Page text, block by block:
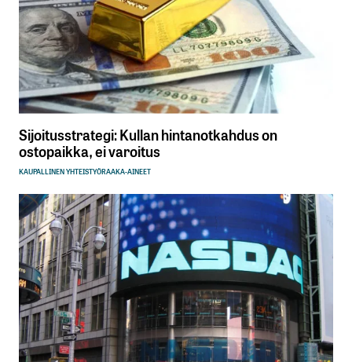
Sijoitusstrategi: Kullan hintanotkahdus on
ostopaikka, ei varoitus
KAUPALLINEN YHTEISTYÖRAAKA-AINEET